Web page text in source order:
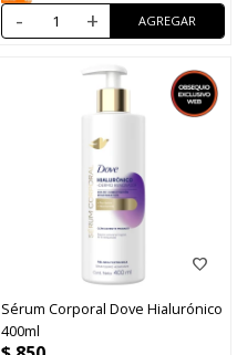
- +
Sérum Corporal Dove Hialurónico
400ml